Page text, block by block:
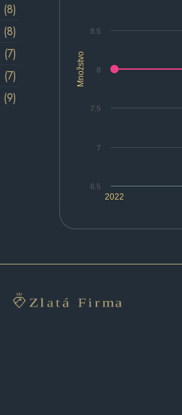
Množstvo
2022
6.5
7
7.5
8
8.5
(8)
(8)
(7)
(7)
(9)